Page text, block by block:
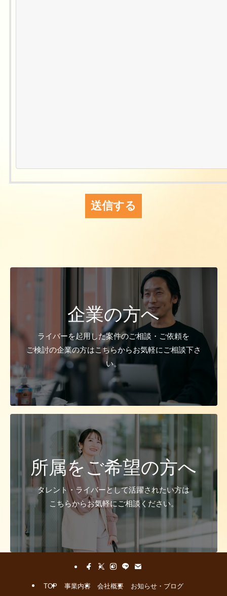
企業の方へ
ライバーを起用した案件のご相談・ご依頼を
ご検討の企業の方はこちらからお気軽にご相談下さ
い。
所属をご希望の方へ
タレント・ライバーとして活躍されたい方は
こちらからお気軽にご相談ください。
TOP 事業内容 会社概要 お知らせ・ブログ